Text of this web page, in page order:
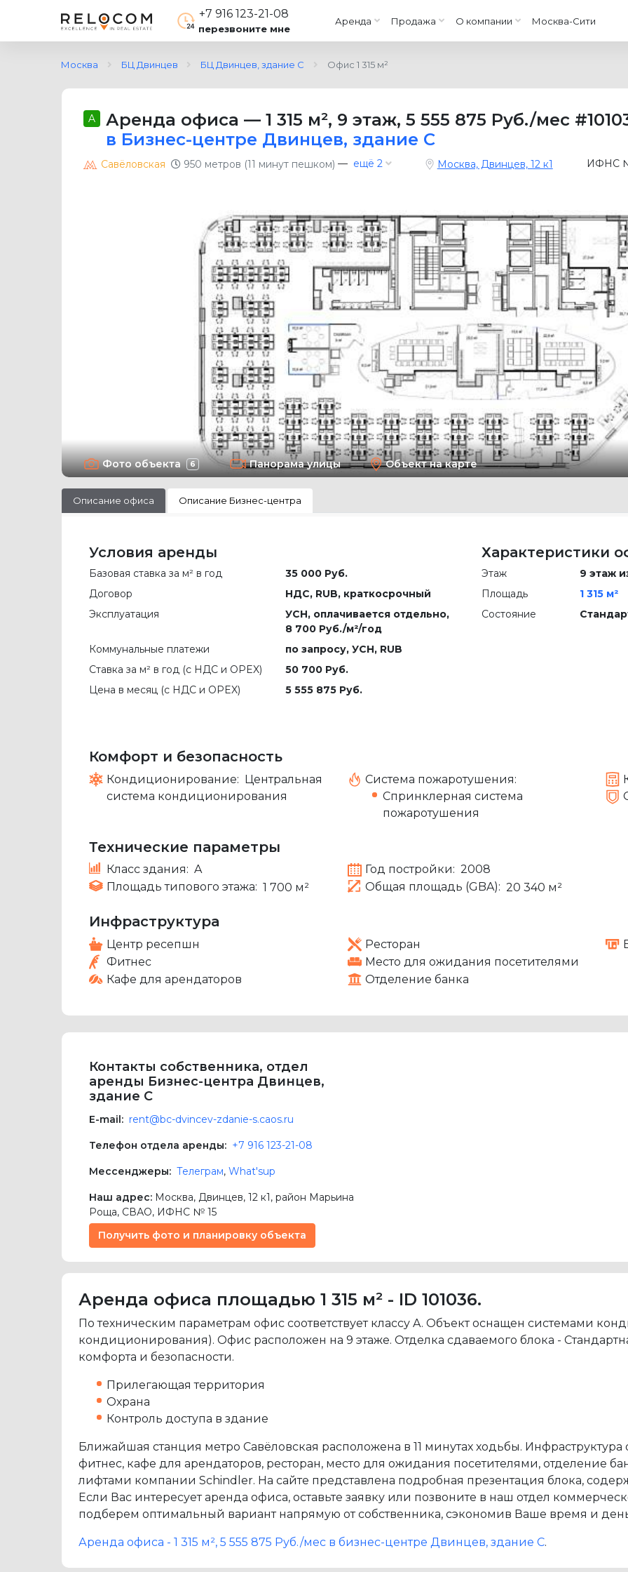
+7 916 123-21-08
перезвоните мне
Аренда Продажа О компании Москва-Сити
Москва БЦ Двинцев БЦ Двинцев, здание С Офис 1 315 м²
A Аренда офиса — 1 315 м², 9 этаж, 5 555 875 Руб./мес
в Бизнес-центре Двинцев, здание С
Савёловская 950 метров (11 минут пешком) — ещё 2 Москва, Двинцев, 12 к1 ИФНС
Фото объекта 6 Панорама улицы Объект на карте
Описание офиса Описание Бизнес-центра
Условия аренды
Базовая ставка за м² в год
35 000 Руб.
Договор
НДС, RUB, краткосрочный
Эксплуатация
УСН, оплачивается отдельно,
8 700 Руб./м²/год
Коммунальные платежи
по запросу, УСН, RUB
Ставка за м² в год (c НДС и OPEX)
50 700 Руб.
Цена в месяц (с НДС и OPEX)
5 555 875 Руб.
Характеристики
Этаж
9 этаж
Площадь
1 315 м²
Состояние
Комфорт и безопасность
Кондиционирование: Центральная
система кондиционирования
Система пожаротушения:
Спринклерная система
пожаротушения
Технические параметры
Класс здания: A
Площадь типового этажа: 1 700 м²
Год постройки: 2008
Общая площадь (GBA): 20 340 м²
Инфраструктура
Центр ресепшн
Фитнес
Кафе для арендаторов
Ресторан
Место для ожидания посетителями
Отделение банка
Контакты собственника, отдел
аренды Бизнес-центра Двинцев,
здание С
E-mail: rent@bc-dvincev-zdanie-s.caos.ru
Телефон отдела аренды: +7 916 123-21-08
Мессенджеры: Телеграм, What'sup
Наш адрес: Москва, Двинцев, 12 к1, район Марьина
Роща, СВАО, ИФНС № 15
Получить фото и планировку объекта
Аренда офиса площадью 1 315 м² - ID 101036.
По техническим параметрам офис соответствует классу A. Объект оснащен системами
кондиционирования). Офис расположен на 9 этаже. Отделка сдаваемого блока -
комфорта и безопасности.
Прилегающая территория
Охрана
Контроль доступа в здание
Ближайшая станция метро Савёловская расположена в 11 минутах ходьбы.
фитнес, кафе для арендаторов, ресторан, место для ожидания посетителями, отделение
лифтами компании Schindler. На сайте представлена подробная презентация блока,
Если Вас интересует аренда офиса, оставьте заявку или позвоните в наш отдел
подберем оптимальный вариант напрямую от собственника, сэкономив Ваше время и
Аренда офиса - 1 315 м², 5 555 875 Руб./мес в бизнес-центре Двинцев, здание С.